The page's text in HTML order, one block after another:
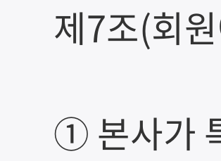
제7조(회
① 본사가